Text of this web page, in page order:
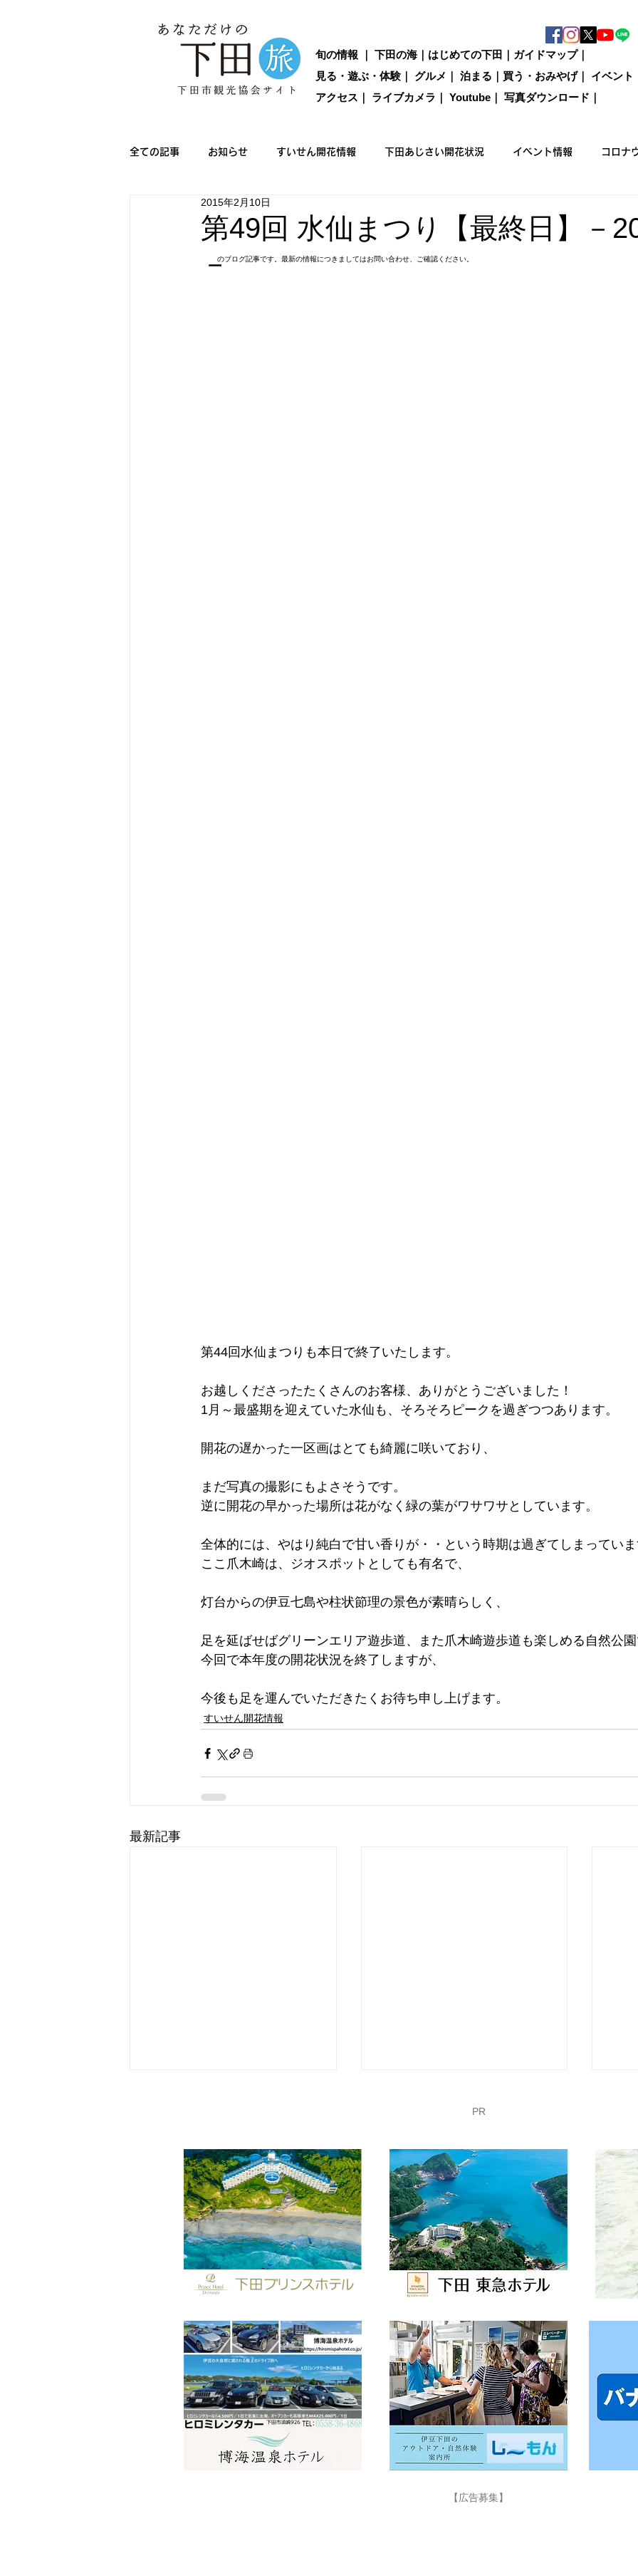
旬の情報 ｜ 下田の海 ｜ はじめての下田 ｜ ガイドマップ｜
見る・遊ぶ・体験｜ グルメ ｜ 泊まる ｜ 買う・おみやげ｜ イベント
アクセス ｜ ライブカメラ ｜ Youtube ｜ 写真ダウンロード ｜
全ての記事 お知らせ すいせん開花情報 下田あじさい開花状況 イベント情報 コロナ
メディア情報 きんめ祭り
下田サマーフェスタ ノルディックウォーキング
第49回 水仙まつり【最終日】－
－
2015年2月10日
第44回水仙まつりも本日で終了いたします。
お越しくださったたくさんのお客様、ありがとうございました！
1月～最盛期を迎えていた水仙も、そろそろピークを過ぎつつあります。
開花の遅かった一区画はとても綺麗に咲いており、
まだ写真の撮影にもよさそうです。
逆に開花の早かった場所は花がなく緑の葉がワサワサとしています。
全体的には、やはり純白で甘い香りが・・という時期は過ぎてしまってい
ここ爪木崎は、ジオスポットとしても有名で、
灯台からの伊豆七島や柱状節理の景色が素晴らしく、
足を延ばせばグリーンエリア遊歩道、また爪木崎遊歩道も楽しめる自然公
今回で本年度の開花状況を終了しますが、
今後も足を運んでいただきたくお待ち申し上げます。
すいせん開花情報
最新記事
1/28 第60回 下田温泉水仙ま
つり開花状況【最盛期】
1/26 第60回 下田温泉水仙ま
つり開花状況【最盛期】
1/
つ
のブログ記事です。最新の情報につきましてはお問い合わせ、ご確認ください。
PR
【広告募集】